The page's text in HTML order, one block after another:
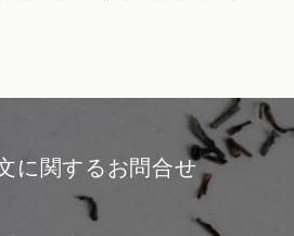
に関するお問合せ